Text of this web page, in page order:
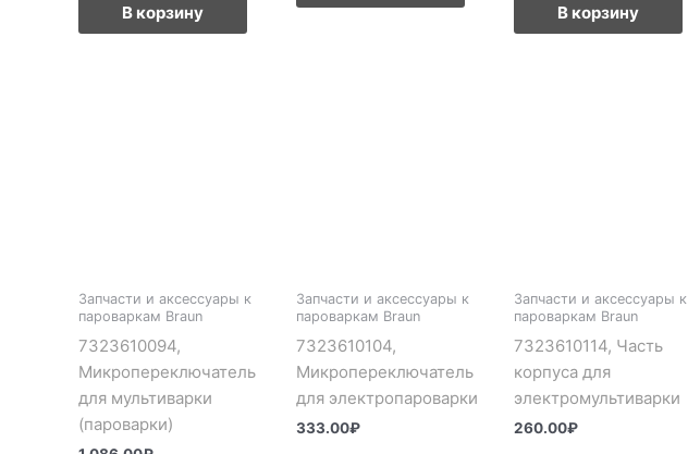
В корзину В корзину
Запчасти и аксессуары к
пароваркам Braun
7323610094,
Микропереключатель
для мультиварки
(пароварки)
Запчасти и аксессуары к
пароваркам Braun
7323610104,
Микропереключатель
для электропароварки
333.00₽
Запчасти и аксессуары к
пароваркам Braun
7323610114, Часть
корпуса для
электромультиварки
260.00₽